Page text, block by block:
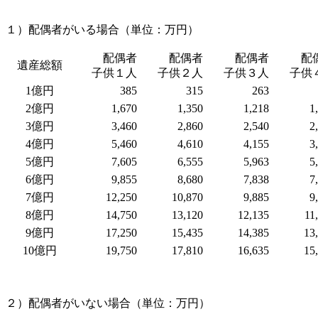
１）配偶者がいる場合（単位：万円）
遺産総額
配偶者
子供１人
配偶者
子供２人
配偶者
子供３人
配
子供
1億円
385 315
263
2億円
1,670 1,350 1,218
3億円
3,460 2,860 2,540
4億円
5,460 4,610 4,155
5億円
7,605 6,555 5,963
6億円
9,855 8,680 7,838
7億円
12,250 10,870 9,885
8億円
14,750 13,120 12,135
9億円
17,250 15,435 14,385
10億円
19,750 17,810 16,635
２）配偶者がいない場合（単位：万円）